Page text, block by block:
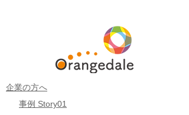
企業の方へ
事例 Story01